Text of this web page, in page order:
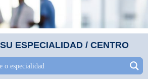
ESPECIALIDAD / CENTRO